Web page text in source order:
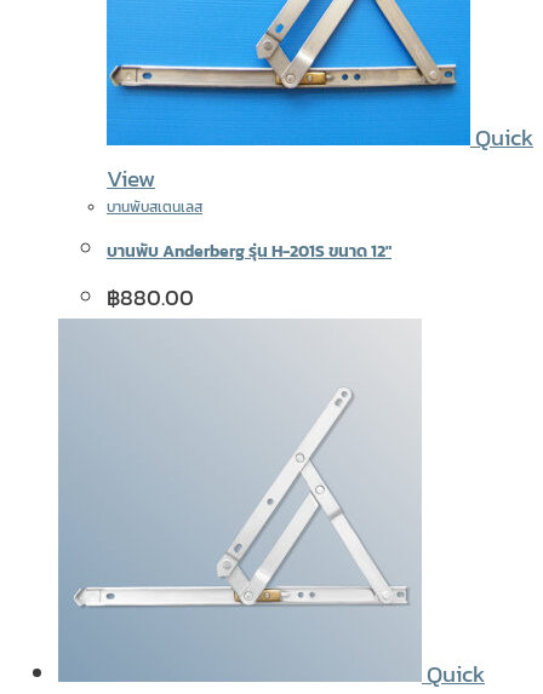
Quick
View
บานพับสเตนเลส
บานพับ Anderberg รุ่น H-201S ขนาด 12″
฿880.00
Quick